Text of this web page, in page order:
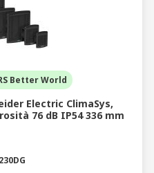
Better World
Electric ClimaSys,
76 dB IP54 336 mm